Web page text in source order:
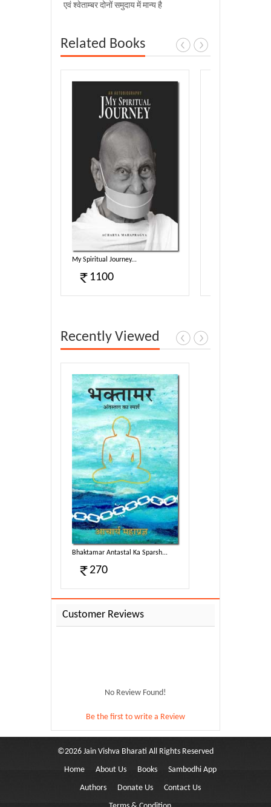
एवं श्वेताम्बर दोनों समुदाय में मान्य है
Related Books
My Spiritual Journey...
1100
Recently Viewed
Bhaktamar Antastal Ka Sparsh...
270
Customer Reviews
No Review Found!
Be the first to write a Review
©2026 Jain Vishva Bharati All Rights Reserved
Home
About Us Books
Sambodhi App
Authors
Donate Us
Contact Us